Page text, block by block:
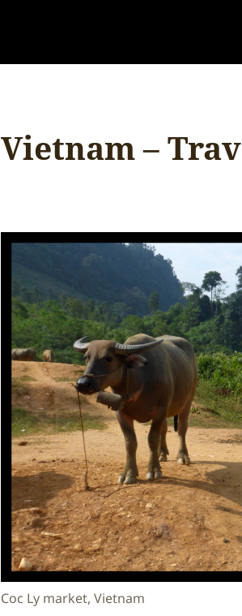
Vietnam –
Coc Ly market, Vietnam